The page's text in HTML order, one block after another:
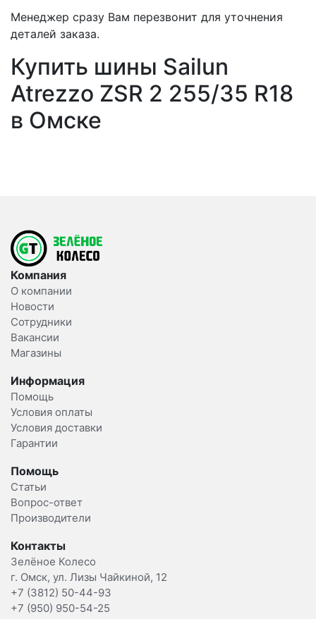
Менеджер сразу Вам перезвонит для уточнения
деталей заказа.
Купить шины Sailun
Atrezzo ZSR 2 255/35 R18
в Омске
Компания
О компании
Новости
Сотрудники
Вакансии
Магазины
Информация
Помощь
Условия оплаты
Условия доставки
Гарантии
Помощь
Статьи
Вопрос-ответ
Производители
Контакты
Зелёное Колесо
г. Омск, ул. Лизы Чайкиной, 12
+7 (3812) 50-44-93
+7 (950) 950-54-25